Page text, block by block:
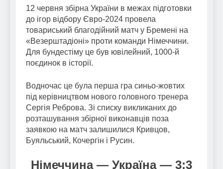
12 червня збірна України в межах підготовки
до ігор відбору Євро-2024 провела
товариський благодійний матч у Бремені на
«Везерштадіоні» проти команди Німеччини.
Для бундестіму це був ювілейний, 1000-й
поєдинок в історії.
Водночас це була перша гра синьо-жовтих
під керівництвом нового головного тренера
Сергія Реброва. Зі списку викликаних до
розташування збірної виконавців поза
заявкою на матч залишилися Кривцов,
Буяльський, Кочергін і Русин.
Німеччина — Україна — 3:3